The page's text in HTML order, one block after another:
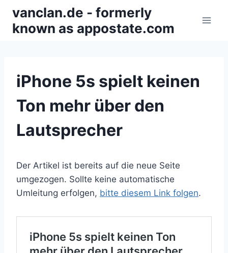
Inhalt
springen
vanclan.de - formerly
known as appostate.com
iPhone 5s spielt keinen
Ton mehr über den
Lautsprecher
Der Artikel ist bereits auf die neue Seite
umgezogen. Sollte keine automatische
Umleitung erfolgen, bitte diesem Link folgen.